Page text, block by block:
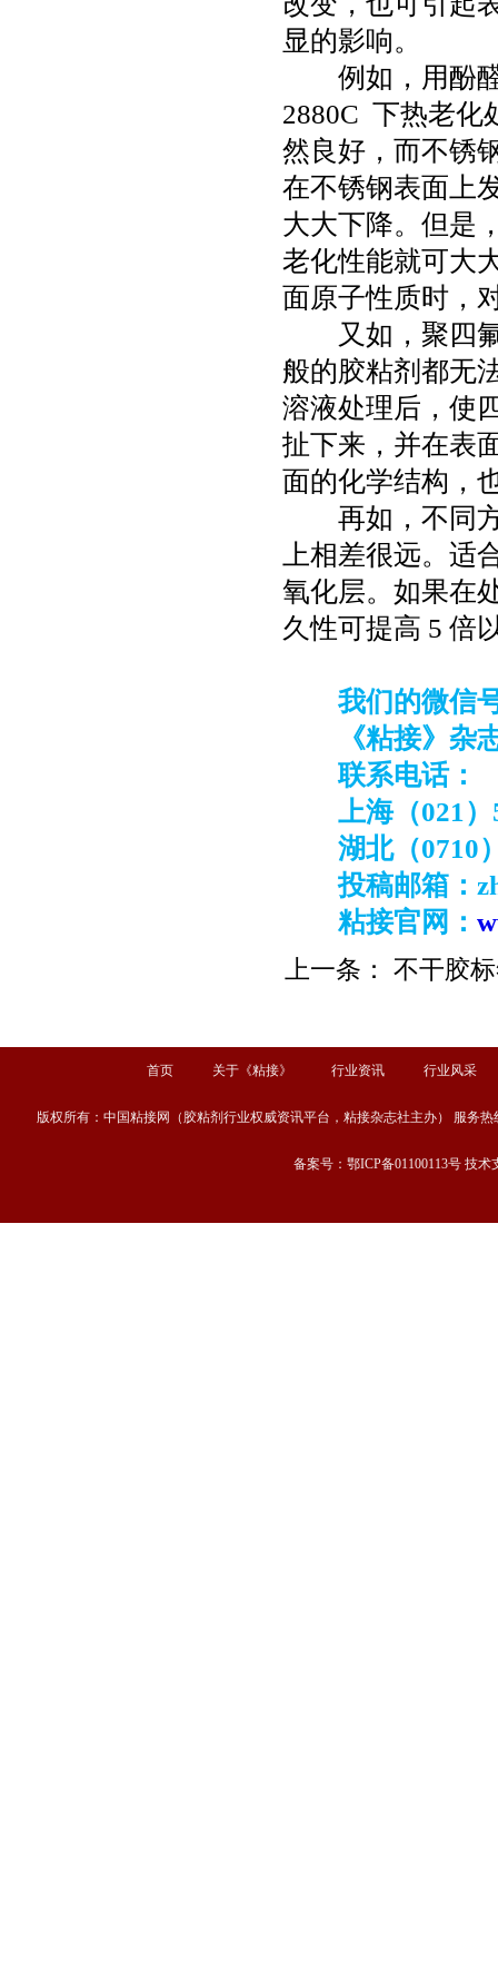
显的影响。
例如，用酚
2880C 下热老化
然良好，而不锈
在不锈钢表面上
大大下降。但是
老化性能就可大
面原子性质时，
又如，聚四
般的胶粘剂都无
溶液处理后，使
扯下来，并在表
面的化学结构，
再如，不同
上相差很远。适
氧化层。如果在
久性可提高 5 倍
我们的微信
《粘接》杂
联系电话：
上海（021）
湖北（0710
投稿邮箱：
粘接官网：
上一条： 不干胶
首页 关于《粘接》 行业资讯 行业风采
版权所有：中国粘接网（胶粘剂行业权威资讯平台，粘接杂志社主办） 服务热
备案号：鄂ICP备01100113号 技术